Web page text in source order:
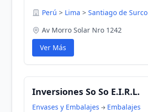
Perú > Lima > Santiago de Surco
Av Morro Solar Nro 1242
Ver Más
Inversiones So So E.I.R.L.
Envases y Embalajes
Embalajes